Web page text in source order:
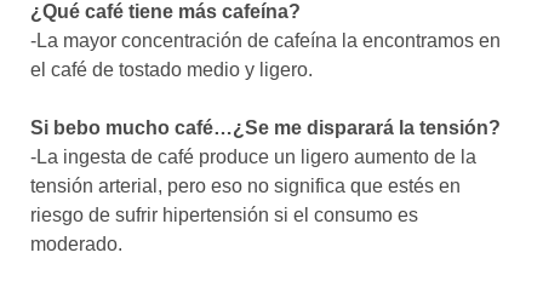
¿Qué café tiene más cafeína?
-La mayor concentración de cafeína la encontramos en
el café de tostado medio y ligero.
Si bebo mucho café…¿Se me disparará la tensión?
-La ingesta de café produce un ligero aumento de la
tensión arterial, pero eso no significa que estés en
riesgo de sufrir hipertensión si el consumo es
moderado.